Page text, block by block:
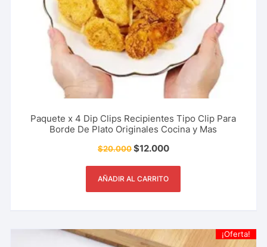
Paquete x 4 Dip Clips Recipientes Tipo Clip Para
Borde De Plato Originales Cocina y Mas
$20.000$12.000
AÑADIR AL CARRITO
¡Oferta!